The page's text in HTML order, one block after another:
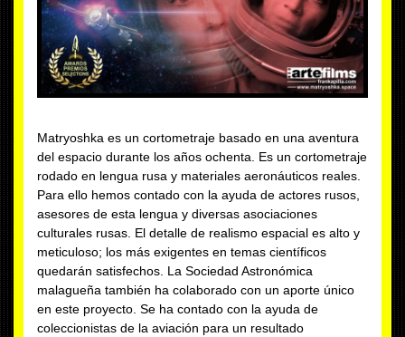
Matryoshka es un cortometraje basado en una aventura
del espacio durante los años ochenta. Es un cortometraje
rodado en lengua rusa y materiales aeronáuticos reales.
Para ello hemos contado con la ayuda de actores rusos,
asesores de esta lengua y diversas asociaciones
culturales rusas. El detalle de realismo espacial es alto y
meticuloso; los más exigentes en temas científicos
quedarán satisfechos. La Sociedad Astronómica
malagueña también ha colaborado con un aporte único
en este proyecto. Se ha contado con la ayuda de
coleccionistas de la aviación para un resultado